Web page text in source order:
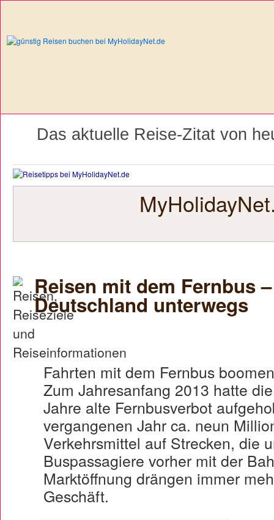
Das aktuelle Reise-Zitat von
Reisen mit dem Fernbus
Deutschland unterwegs
Fahrten mit dem Fernbus
Zum Jahresanfang 2013 hatte
Jahre alte Fernbusverbot
vergangenen Jahr ca. neun
Verkehrsmittel auf Strecken, die
Buspassagiere vorher mit der
Marktöffnung drängen immer
Geschäft.